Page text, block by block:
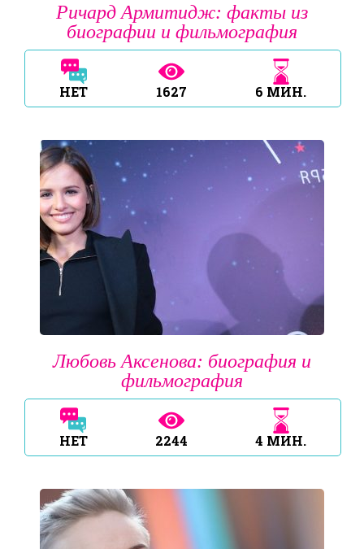
Ричард Армитидж: факты из
биографии и фильмография
НЕТ 1627 6 МИН.
Любовь Аксенова: биография и
фильмография
НЕТ 2244 4 МИН.